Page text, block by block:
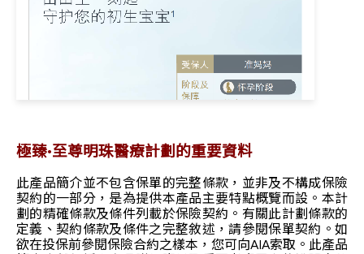
極臻•至尊明珠醫療計劃的重要資料
此產品簡介並不包含保單的完整條款，並非及不構成保險
契約的一部分，是為提供本產品主要特點概覽而設。本計
劃的精確條款及條件列載於保險契約。有關此計劃條款的
定義、契約條款及條件之完整敘述，請參閱保單契約。如
欲在投保前參閱保險合約之樣本，您可向AIA索取。此產品